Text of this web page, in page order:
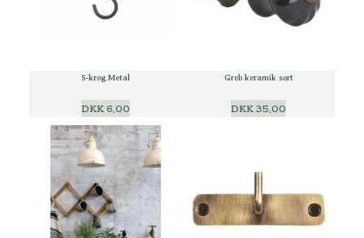
S-krog Metal
DKK 6,00
Greb keramik sort
DKK 35,00